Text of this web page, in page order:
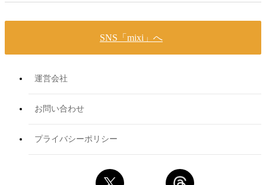
SNS「mixi」へ
運営会社
お問い合わせ
プライバシーポリシー